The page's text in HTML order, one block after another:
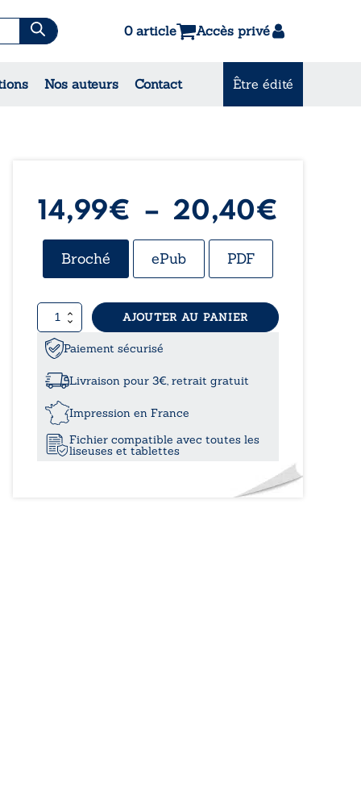
0 article Accès privé
Nos auteurs Contact Être édité
& Contes
14,99€ – 20,40€
Broché ePub PDF
quantité
de
Les
confidences
de
Gabryel
AJOUTER AU PANIER
Paiement sécurisé
Livraison pour 3€, retrait gratuit
Impression en France
Fichier compatible avec toutes les
liseuses et tablettes